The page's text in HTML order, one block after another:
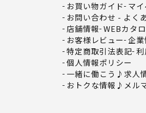
お買い物ガイド マ
お問い合わせ - よく
店舗情報 WEBカタ
お客様レビュー 企業
特定商取引法表記
個人情報ポリシー
一緒に働こう♪求人
おトクな情報♪メル